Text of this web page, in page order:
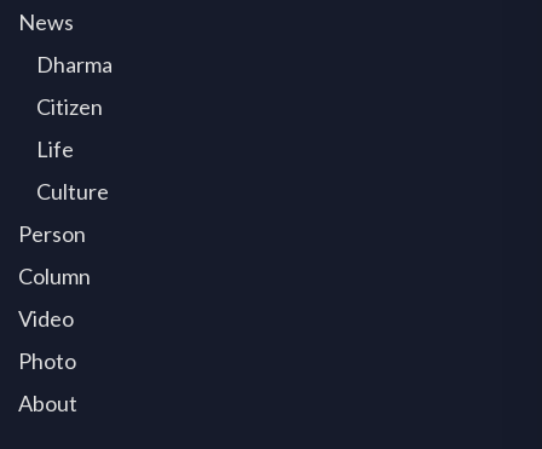
News
Dharma
Citizen
Life
Culture
Person
Column
Video
Photo
About